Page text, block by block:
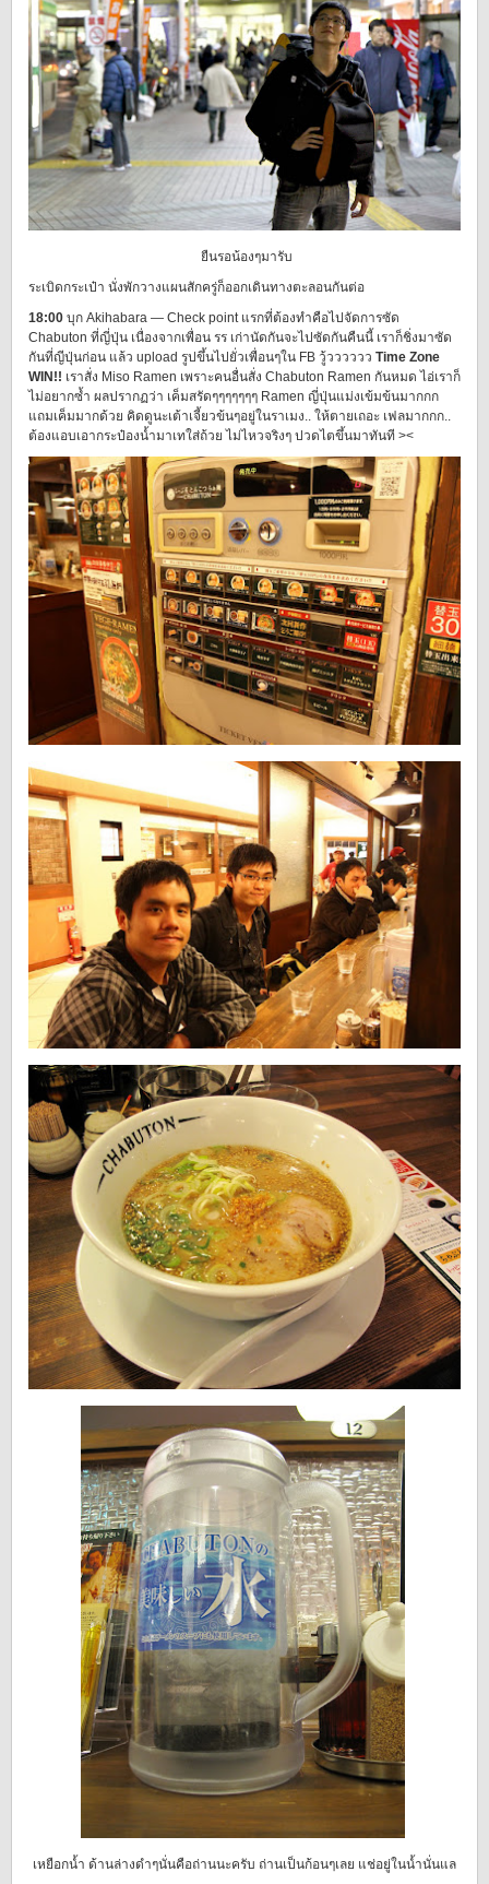
ยืนรอน้องๆมารับ
ระเบิดกระเป๋า นั่งพักวางแผนสักครู่ก็ออกเดินทางตะลอนกันต่อ
18:00 บุก Akihabara — Check point แรกที่ต้องทำคือไปจัดการซัด
Chabuton ที่ญี่ปุ่น เนื่องจากเพื่อน รร เก่านัดกันจะไปซัดกันคืนนี้ เราก็ชิ่งมาซัด
กันที่ญีปุ่นก่อน แล้ว upload รูปขึ้นไปยั่วเพื่อนๆใน FB วู้วววววว Time Zone
WIN!! เราสั่ง Miso Ramen เพราะคนอื่นสั่ง Chabuton Ramen กันหมด ไอ่เราก็
ไม่อยากซ้ำ ผลปรากฏว่า เค็มสรัดๆๆๆๆๆๆๆ Ramen ญี่ปุ่นแม่งเข้มข้นมากกก
แถมเค็มมากด้วย คิดดูนะเต้าเจี้ยวข้นๆอยู่ในราเมง.. ให้ตายเถอะ เฟลมากกก..
ต้องแอบเอากระป๋องน้ำมาเทใส่ถ้วย ไม่ไหวจริงๆ ปวดไตขึ้นมาทันที ><
เหยือกน้ำ ด้านล่างดำๆนั่นคือถ่านนะครับ ถ่านเป็นก้อนๆเลย แช่อยู่ในน้ำนั่นแล